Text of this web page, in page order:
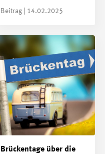
Beitrag | 14.02.2025
Brückentage über die